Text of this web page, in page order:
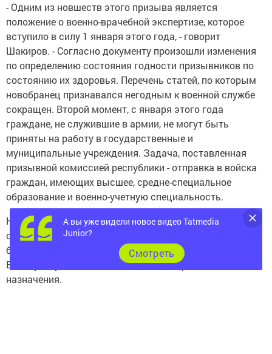
- Одним из новшеств этого призыва является
положение о военно-врачебной экспертизе, которое
вступило в силу 1 января этого года, - говорит
Шакиров. - Согласно документу произошли изменения
по определению состояния годности призывников по
состоянию их здоровья. Перечень статей, по которым
новобранец признавался негодным к военной службе
сокращен. Второй момент, с января этого года
граждане, не служившие в армии, не могут быть
приняты на работу в государственные и
муниципальные учреждения. Задача, поставленная
призывной комиссией республики - отправка в войска
граждан, имеющих высшее, средне-специальное
образование и военно-учетную специальность.
Нет изменений и по месту прохождения службы наших
солдат: Россия-матушка необъятна. Комплектоваться
будут ребята в войска военно-морского флота, ВДВ,
ВВС, сухопутные войска и специализированного
назначения.
А вы уже видели новое видео Tatmedia
Junior?
Cмотреть